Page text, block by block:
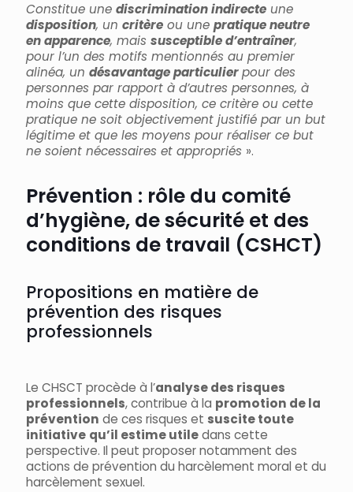
Constitue une discrimination indirecte une
disposition, un critère ou une pratique neutre
en apparence, mais susceptible d’entraîner,
pour l’un des motifs mentionnés au premier
alinéa, un désavantage particulierpour des
personnes par rapport à d’autres personnes, à
moins que cette disposition, ce critère ou cette
pratique ne soit objectivement justifié par un but
légitime et que les moyens pour réaliser ce but
ne soient nécessaires et appropriés ».
Prévention : rôle du comité
d’hygiène, de sécurité et des
conditions de travail (CSHCT)
Propositions en matière de
prévention des risques
professionnels
Le CHSCT procède à l’analyse des risques
professionnels, contribue à la promotion de la
prévention de ces risques et suscite toute
initiative qu’il estime utiledans cette
perspective. Il peut proposer notamment des
actions de prévention du harcèlement moral et du
harcèlement sexuel.